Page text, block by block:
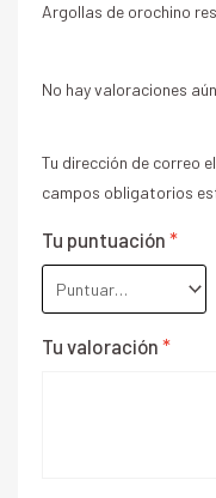
Argollas de orochino
No hay valoraciones
Tu dirección de correo
campos obligatorios
Tu puntuación *
Tu valoración *